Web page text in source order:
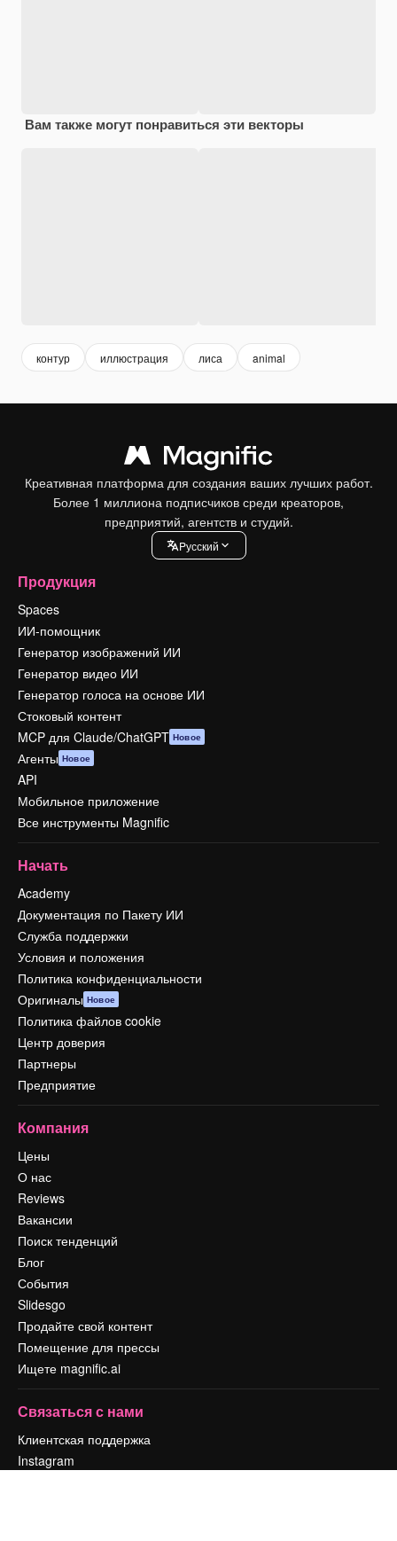
Вам также могут понравиться эти векторы
контур иллюстрация лиса animal
Креативная платформа для создания ваших лучших работ.
Более 1 миллиона подписчиков среди креаторов,
предприятий, агентств и студий.
Pусский
Продукция
Spaces
ИИ-помощник
Генератор изображений ИИ
Генератор видео ИИ
Генератор голоса на основе ИИ
Стоковый контент
MCP для Claude/ChatGPT Новое
Агенты Новое
API
Мобильное приложение
Все инструменты Magnific
Начать
Academy
Документация по Пакету ИИ
Служба поддержки
Условия и положения
Политика конфиденциальности
Оригиналы Новое
Политика файлов cookie
Центр доверия
Партнеры
Предприятие
Компания
Цены
О нас
Reviews
Вакансии
Поиск тенденций
Блог
События
Slidesgo
Продайте свой контент
Помещение для прессы
Ищете magnific.ai
Связаться с нами
Клиентская поддержка
Instagram